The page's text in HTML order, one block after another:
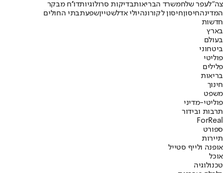
צה"לעפר שלחמשרד הבריאותבדיקות סרולוגיותדו''ח מבקר
המדינהחיסוןחיסון לקורונהיולי אדלשטייןשפעתבתי החולים
חדשות
בארץ
בעולם
ביטחוני
פוליטי
פלילים
בריאות
חינוך
משפט
פוליטי-מדיני
תרבות ובידור
ForReal
ספורט
תיירות
אופנה ולייף סטייל
אוכל
טכנולוגיה